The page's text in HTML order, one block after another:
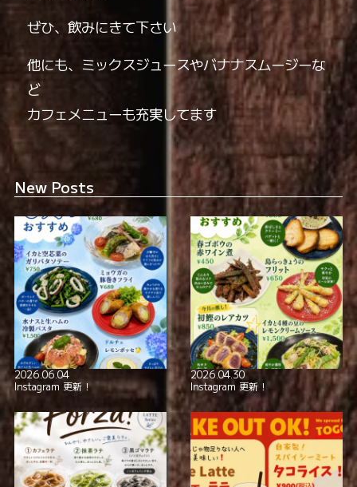
smoking_rooms全席喫煙可
極上の美酒と
本格イタリアン！
ぜひ、飲みにきて下さい
他にも、ミックスジュースやバナナスムージーな
ど
カフェメニューも充実してます
New Posts
2026.06.04
Instagram 更新！
2026.04.30
Instagram 更新！